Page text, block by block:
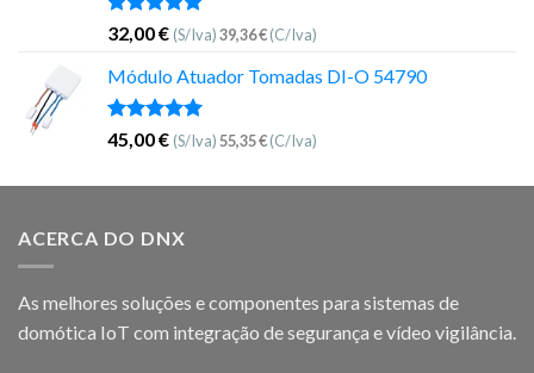
Avaliação
5.00
de 5
32,00€ (S/Iva)39,36€(C/Iva)
Módulo Atuador Tomadas DI-O 54790
Avaliação
5.00
de 5
45,00€ (S/Iva)55,35€(C/Iva)
ACERCA DO DNX
As melhores soluções e componentes para sistemas de
domótica IoT com integração de segurança e vídeo vigilância.